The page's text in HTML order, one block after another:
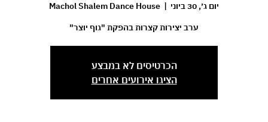
יום ג׳, 30 ביוני
  |
Machol Shalem Dance House
ערב יצירות קצרות בהפקת "גוף יוצר"
הכרטיסים לא במבצע
הציגו אירועים אחרים